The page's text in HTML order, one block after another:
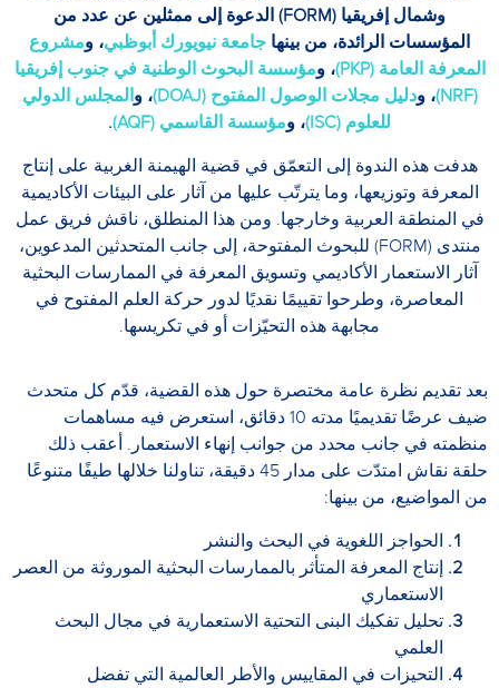
وشمال إفريقيا (FORM) الدعوة إلى ممثلين عن عدد من
المؤسسات الرائدة، من بينها جامعة نيويورك أبوظبي، ومشروع
المعرفة العامة (PKP)
، ومؤسسة البحوث الوطنية في جنوب إفريقيا
(NRF)
، ودليل مجلات الوصول المفتوح (DOAJ) ، والمجلس الدولي
للعلوم (ISC)
، ومؤسسة القاسمي (AQF)
.
هدفت هذه الندوة إلى التعمّق في قضية الهيمنة الغربية على إنتاج
المعرفة وتوزيعها، وما يترتّب عليها من آثار على البيئات الأكاديمية
في المنطقة العربية وخارجها. ومن هذا المنطلق، ناقش فريق عمل
منتدى (FORM) للبحوث المفتوحة، إلى جانب المتحدثين المدعوين،
آثار الاستعمار الأكاديمي وتسويق المعرفة في الممارسات البحثية
المعاصرة، وطرحوا تقييمًا نقديًا لدور حركة العلم المفتوح في
مجابهة هذه التحيّزات أو في تكريسها.
بعد تقديم نظرة عامة مختصرة حول هذه القضية، قدّم كل متحدث
ضيف عرضًا تقديميًا مدته 10 دقائق، استعرض فيه مساهمات
منظمته في جانب محدد من جوانب إنهاء الاستعمار. أعقب ذلك
حلقة نقاش امتدّت على مدار 45 دقيقة، تناولنا خلالها طيفًا متنوعًا
من المواضيع، من بينها:
الحواجز اللغوية في البحث والنشر
إنتاج المعرفة المتأثر بالممارسات البحثية الموروثة من العصر
الاستعماري
تحليل تفكيك البنى التحتية الاستعمارية في مجال البحث
العلمي
التحيزات في المقاييس والأطر العالمية التي تفضل